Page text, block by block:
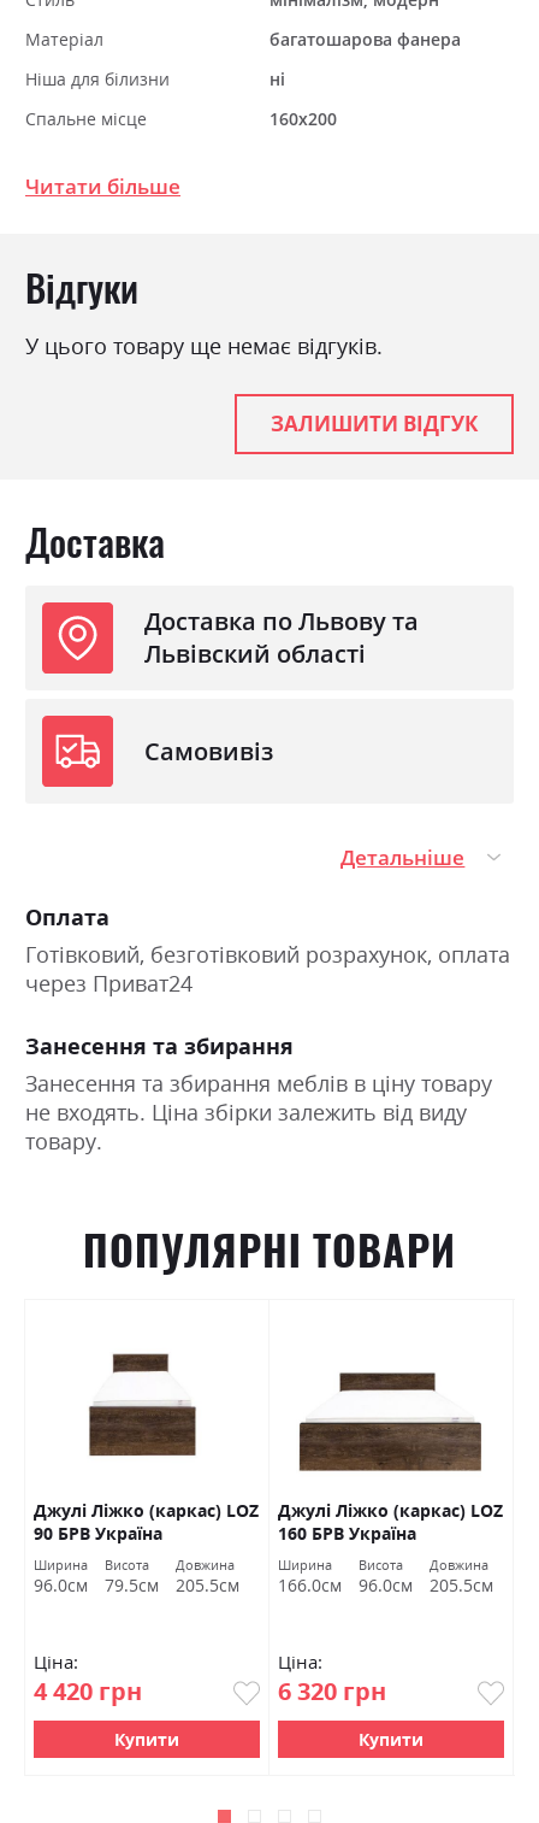
Матеріал
багатошарова фанера
Ніша для білизни
ні
Спальне місце
160х200
З підставкою під матрац
Читати більше
Відгуки
У цього товару ще немає відгуків.
ЗАЛИШИТИ ВІДГУК
Доставка
Доставка по Львову та
Львівский області
Самовивіз
Детальніше
Оплата
Готівковий, безготівковий розрахунок, оплата
через Приват24
Занесення та збирання
Занесення та збирання меблів в ціну товару
не входять. Ціна збірки залежить від виду
товару.
ПОПУЛЯРНІ ТОВАРИ
Джулі Ліжко (каркас) LOZ
90 БРВ Україна
Ширина
96.0см
Висота
79.5см
Довжина
205.5см
Ціна:
4 420 грн
Купити
Джулі Ліжко (каркас) LOZ
160 БРВ Україна
Ширина
166.0см
Висота
96.0см
Довжина
205.5см
Ціна:
6 320 грн
Купити